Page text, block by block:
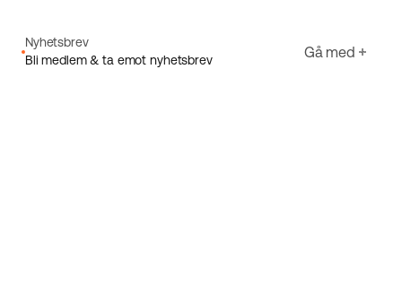
Nyhetsbrev
Bli medlem & ta emot nyhetsbrev
Gå med